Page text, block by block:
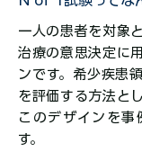
一人の患者を対象
治療の意思決定に
ンです。希少疾患
を評価する方法と
このデザインを事
す。